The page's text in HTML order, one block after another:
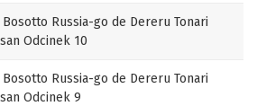
Russia-go de Dereru Tonari
Odcinek 10
Russia-go de Dereru Tonari
Odcinek 9